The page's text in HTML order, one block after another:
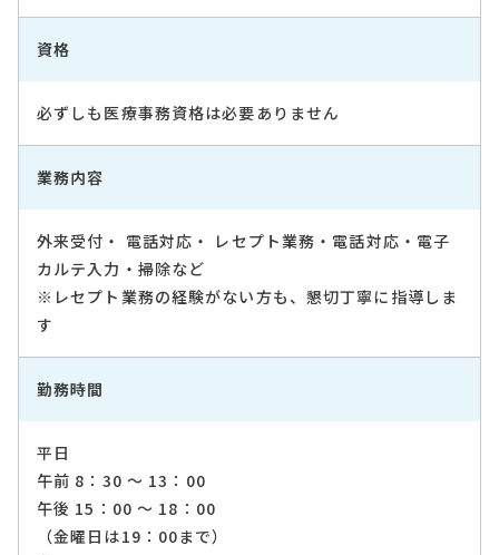
資格
必ずしも医療事務資格は必要ありません
業務内容
外来受付・ 電話対応・ レセプト業務・電話対応・電子
カルテ入力・掃除など
※レセプト業務の経験がない方も、懇切丁寧に指導しま
す
勤務時間
平日
午前 8：30 ～ 13：00
午後 15：00 ～ 18：00
（金曜日は19：00まで）